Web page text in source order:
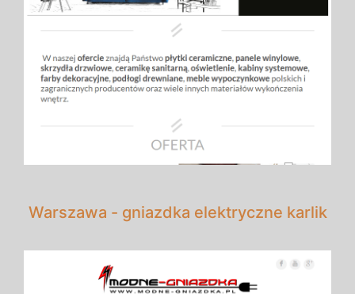
Warszawa - gniazdka elektryczne karlik